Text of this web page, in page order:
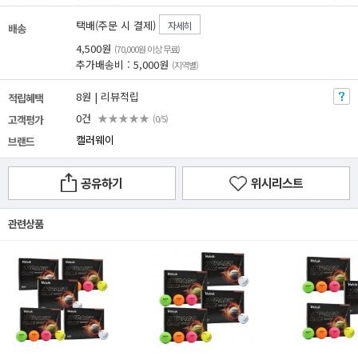
배송 택배(주문 시 결제) 자세히
4,500원 (70,000원 이상 무료)
추가배송비 : 5,000원 (지역별)
적립혜택
8원 | 리뷰적립
고객평가
0건 ★★★★★ (0/5)
브랜드 캘러웨이
공유하기 위시리스트
관련상품